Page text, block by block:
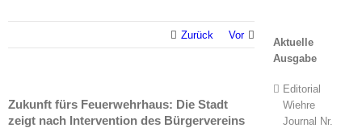
Zurück Vor
Zukunft fürs Feuerwehrhaus: Die Stadt
zeigt nach Intervention des Bürgervereins
Aktuelle
Ausgabe
Editorial
Wiehre
Journal Nr.